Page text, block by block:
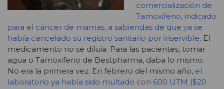
comercialización de
Tamoxifeno, indicado
para el cáncer de mamas, a sabiendas de que ya se
había cancelado su registro sanitario por inservible. El
medicamento no se diluía. Para las pacientes, tomar
agua o Tamoxifeno de Bestpharma, daba lo mismo.
No era la primera vez. En febrero del mismo año, el
laboratorio ya había sido multado con 600 UTM ($20